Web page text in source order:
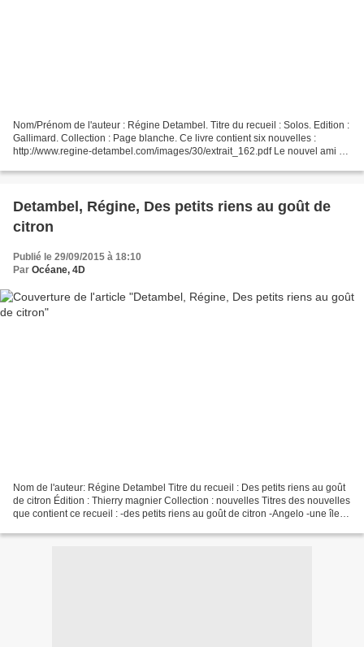
Nom/Prénom de l'auteur : Régine Detambel. Titre du recueil : Solos. Edition :
Gallimard. Collection : Page blanche. Ce livre contient six nouvelles :
http://www.regine-detambel.com/images/30/extrait_162.pdf Le nouvel ami de
Detambel, Régine, Des petits riens au goût de
citron
Publié le 29/09/2015 à 18:10
Par Océane, 4D
Nom de l'auteur: Régine Detambel Titre du recueil : Des petits riens au goût
de citron Édition : Thierry magnier Collection : nouvelles Titres des nouvelles
que contient ce recueil : -des petits riens au goût de citron -Angelo -une île